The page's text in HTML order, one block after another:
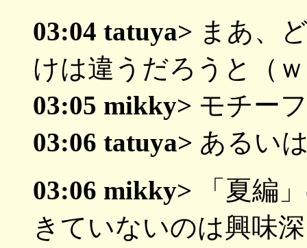
03:04 tatuya> まあ、
けは違うだろうと（ｗ
03:05 mikky> モチー
03:06 tatuya> あるい
03:06 mikky> 「夏編
きていないのは興味